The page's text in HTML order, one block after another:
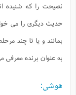
نصيحت را كه شنيده
حديث ديگرى را مى
بمانند و يا تا چند
به عنوان برنده معرفى
هوشى: